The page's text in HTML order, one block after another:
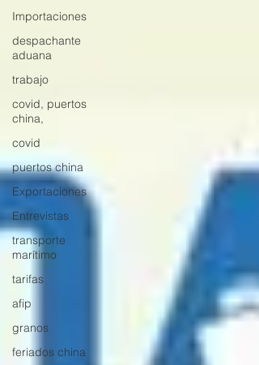
Importaciones
despachante
aduana
trabajo
covid, puertos
china,
covid
puertos china
Exportaciones
Entrevistas
transporte
marítimo
tarifas
afip
granos
feriados china